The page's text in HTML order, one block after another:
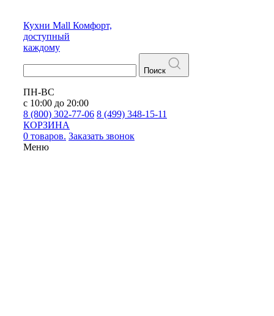
Кухни Mall Комфорт,
доступный
каждому
Поиск
ПН-ВС
с 10:00 до 20:00
8 (800) 302-77-06 8 (499) 348-15-11
КОРЗИНА
0 товаров. Заказать звонок
Меню